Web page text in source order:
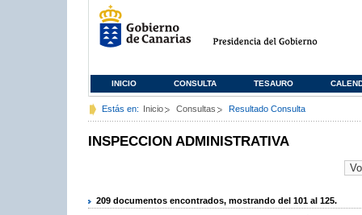
INICIO CONSULTA TESAURO
Estás en: Inicio Consultas Resultado Consulta
INSPECCION ADMINISTRATIVA
209 documentos encontrados, mostrando del 101 al 125.